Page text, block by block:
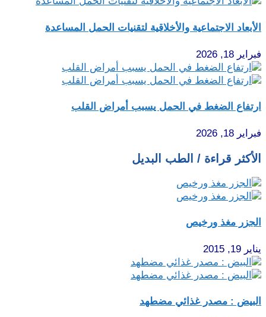
الأبعاد الاجتماعية والأخلاقية لتقنيات الحمل المساعدة
فبراير 18, 2026
ارتفاع الضغط في الحمل يسبب أمراض القلب
فبراير 18, 2026
الأكثر قراءة / الطب البديل
الجزر مغذ ورخيص
يناير 19, 2015
البيض : مصدر غذائي مضطهد